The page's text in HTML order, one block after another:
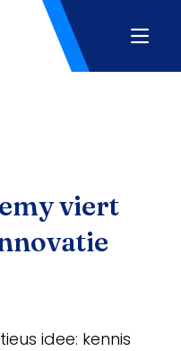
viert
idee: kennis